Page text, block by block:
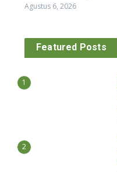
Agustus 6, 2026
Featured Posts
1
2